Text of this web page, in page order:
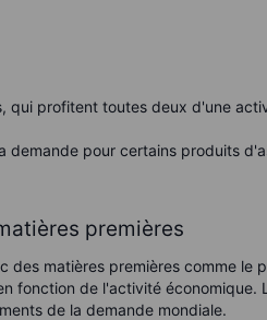
qui profitent toutes deux d'une
demande pour certains produits
premières
des matières premières comme le
fonction de l'activité économique.
de la demande mondiale.